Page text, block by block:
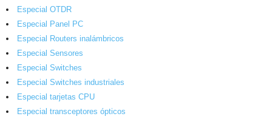
Especial OTDR
Especial Panel PC
Especial Routers inalámbricos
Especial Sensores
Especial Switches
Especial Switches industriales
Especial tarjetas CPU
Especial transceptores ópticos